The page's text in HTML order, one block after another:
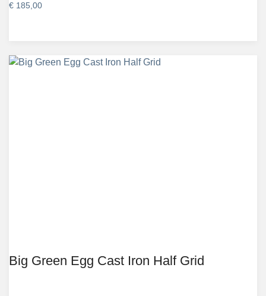
€ 185,00
Big Green Egg Cast Iron Half Grid